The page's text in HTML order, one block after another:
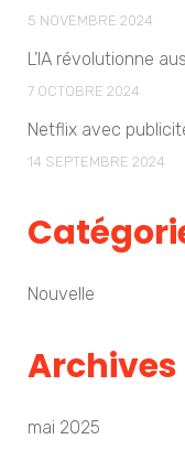
5 NOVEMBRE 2024
L’IA révolutionne
7 OCTOBRE 2024
Netflix avec
14 SEPTEMBRE 2024
Nouvelle
Archives
mai 2025